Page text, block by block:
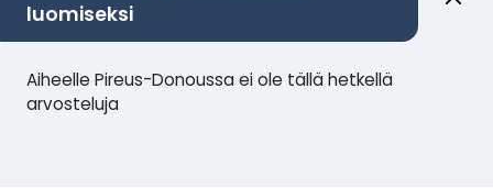
luomiseksi
Aiheelle Pireus-Donoussa ei ole tällä hetkellä
arvosteluja